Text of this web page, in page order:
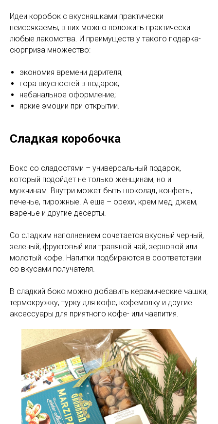
Идеи коробок с вкусняшками практически
неиссякаемы, в них можно положить практически
любые лакомства. И преимуществ у такого подарка-
сюрприза множество:
экономия времени дарителя;
гора вкусностей в подарок;
небанальное оформление;
яркие эмоции при открытии.
Сладкая коробочка
Бокс со сладостями – универсальный подарок,
который подойдет не только женщинам, но и
мужчинам. Внутри может быть шоколад, конфеты,
печенье, пирожные. А еще – орехи, крем мед, джем,
варенье и другие десерты.
Со сладким наполнением сочетается вкусный черный,
зеленый, фруктовый или травяной чай, зерновой или
молотый кофе. Напитки подбираются в соответствии
со вкусами получателя.
В сладкий бокс можно добавить керамические чашки,
термокружку, турку для кофе, кофемолку и другие
аксессуары для приятного кофе- или чаепития.